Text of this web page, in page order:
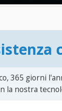
365 giorni
la nostra